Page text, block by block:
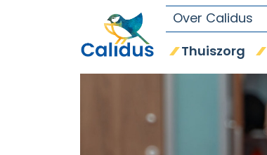
Over Calidus
Thuiszorg